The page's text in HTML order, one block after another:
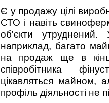
Є у продажу цілі
СТО і навіть
об'єкти
наприклад, багато
на продаж ще в
співробітника
цікавляться майном,
профіль діяльності не